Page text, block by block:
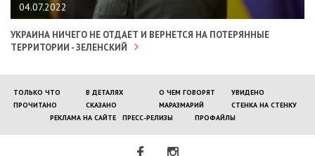
04.07.2022
УКРАИНА НИЧЕГО НЕ ОТДАЕТ И ВЕРНЕТСЯ НА ПОТЕРЯННЫЕ
ТЕРРИТОРИИ - ЗЕЛЕНСКИЙ
ТОЛЬКО ЧТО В ДЕТАЛЯХ О ЧЕМ ГОВОРЯТ
УВИДЕНО
ПРОЧИТАНО
СКАЗАНО МАРАЗМАРИЙ
СТЕНКА НА СТЕНКУ
РЕКЛАМА НА САЙТЕ
ПРЕСС-РЕЛИЗЫ ПРОФАЙЛЫ